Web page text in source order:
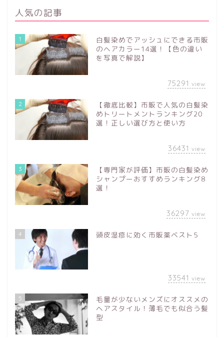
人気の記事
1
白髪染めでアッシュにできる市販
のヘアカラー14選！【色の違い
を写真で解説】
75291 view
2
【徹底比較】市販で人気の白髪染
めトリートメントランキング20
選！正しい選び方と使い方
36431 view
3
【専門家が評価】市販の白髪染め
シャンプーおすすめランキング8
選！
36297 view
4 頭皮湿疹に効く市販薬ベスト5
33541 view
5
毛量が少ないメンズにオススメの
ヘアスタイル！薄毛でも似合う髪
型